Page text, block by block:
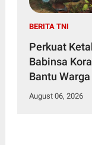
BERITA TNI
Perkuat
Babinsa
Bantu
August 06, 2026